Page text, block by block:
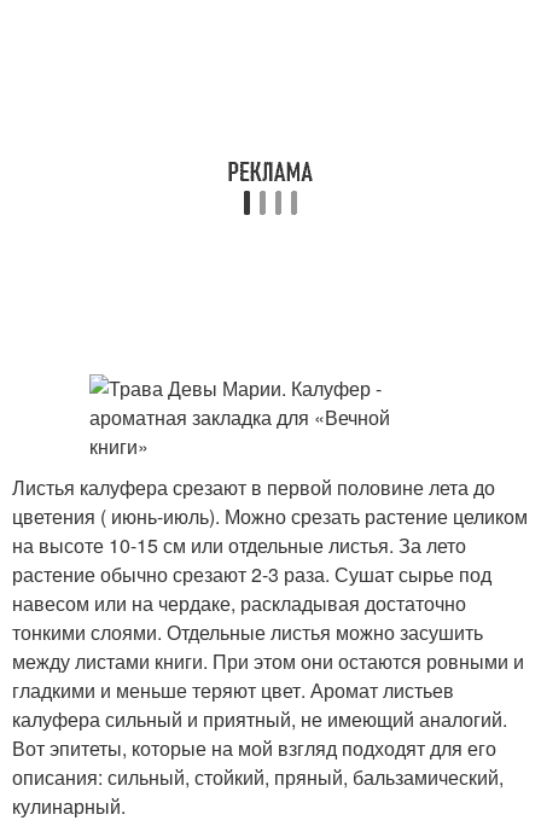
Листья калуфера срезают в первой половине лета до
цветения ( июнь-июль). Можно срезать растение целиком
на высоте 10-15 см или отдельные листья. За лето
растение обычно срезают 2-3 раза. Сушат сырье под
навесом или на чердаке, раскладывая достаточно
тонкими слоями. Отдельные листья можно засушить
между листами книги. При этом они остаются ровными и
гладкими и меньше теряют цвет. Аромат листьев
калуфера сильный и приятный, не имеющий аналогий.
Вот эпитеты, которые на мой взгляд подходят для его
описания: сильный, стойкий, пряный, бальзамический,
кулинарный.